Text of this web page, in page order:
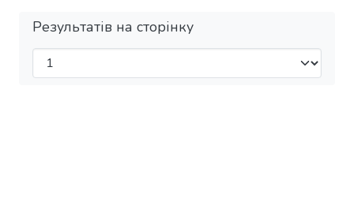
Результатів на сторінку